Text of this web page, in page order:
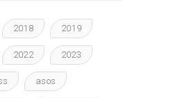
2018 2019
2022 2023
asos